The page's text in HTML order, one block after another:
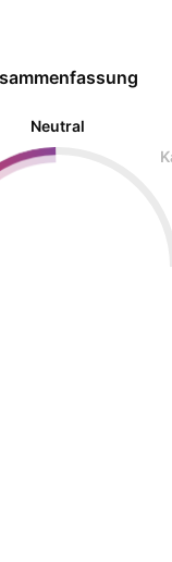
Neutral